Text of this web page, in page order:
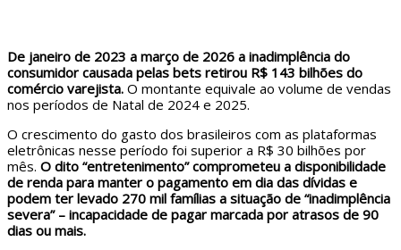
De janeiro de 2023 a março de 2026 a inadimplência do
consumidor causada pelas bets retirou R$ 143 bilhões do
comércio varejista. O montante equivale ao volume de vendas
nos períodos de Natal de 2024 e 2025.
O crescimento do gasto dos brasileiros com as plataformas
eletrônicas nesse período foi superior a R$ 30 bilhões por
mês. O dito “entretenimento” comprometeu a disponibilidade
de renda para manter o pagamento em dia das dívidas e
podem ter levado 270 mil famílias a situação de “inadimplência
severa” – incapacidade de pagar marcada por atrasos de 90
dias ou mais.